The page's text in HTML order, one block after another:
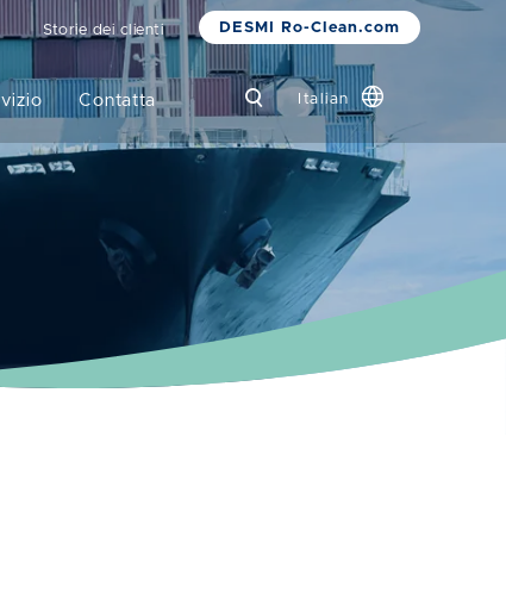
Storie dei clienti DESMI Ro-Clean.com
Contatta Italian
Global
Danish
Dutch
French
German
Korean